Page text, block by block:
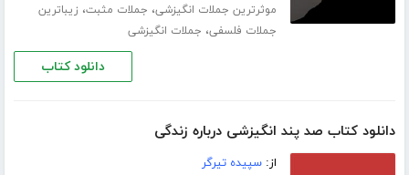
موثرترین جملات انگیزشی، جملات مثبت، زیباترین
جملات فلسفی، جملات انگیزشی
دانلود کتاب
دانلود کتاب صد پند انگیزشی درباره زندگی
از:سپیده تیرگر